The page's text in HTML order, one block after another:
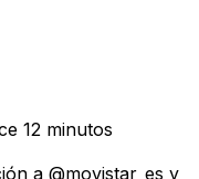
12 minutos
a @movistar_es y